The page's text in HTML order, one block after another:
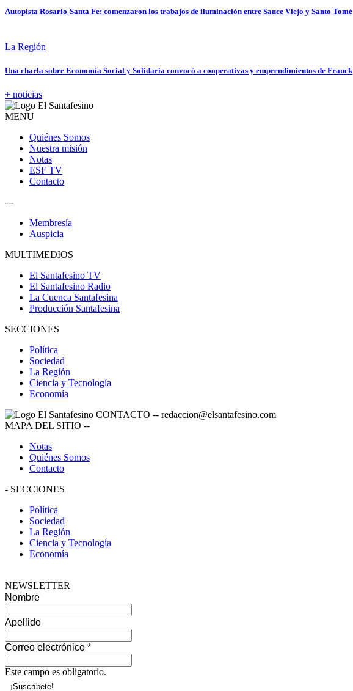
Autopista Rosario-Santa Fe: comenzaron los trabajos de iluminación entre Sauce Viejo y Santo Tomé
La Región
Una charla sobre Economía Social y Solidaria convocó a cooperativas y emprendimientos de Franck
+ noticias
MENU
Quiénes Somos
Nuestra misión
Notas
ESF TV
Contacto
---
Membresía
Auspicia
MULTIMEDIOS
El Santafesino TV
El Santafesino Radio
La Cuenca Santafesina
Producción Santafesina
SECCIONES
Política
Sociedad
La Región
Ciencia y Tecnología
Economía
CONTACTO -- redaccion@elsantafesino.com
MAPA DEL SITIO --
Notas
Quiénes Somos
Contacto
- SECCIONES
Política
Sociedad
La Región
Ciencia y Tecnología
Economía
NEWSLETTER
Nombre
Apellido
Correo electrónico *
Este campo es obligatorio.